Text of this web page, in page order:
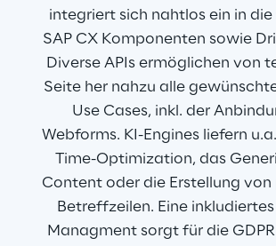
integriert sich nahtlos ein in
SAP CX Komponenten sowie
Diverse APIs ermöglichen von
Seite her nahzu alle
Use Cases, inkl. der
Webforms. KI-Engines liefern
Time-Optimization, das
Content oder die Erstellung von
Betreffzeilen. Eine
Managment sorgt für die